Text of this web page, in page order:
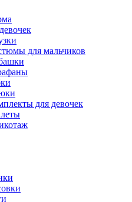
для мальчиков
для девочек